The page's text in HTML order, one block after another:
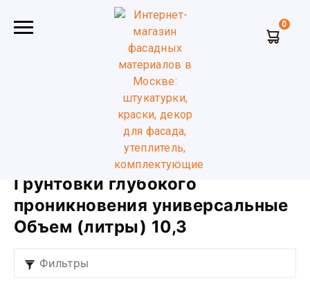
0
Грунтовки глубокого проникновения
Объем (литры) 3 10
Грунтовки глубокого
проникновения универсальные
Объем (литры) 10,3
Фильтры